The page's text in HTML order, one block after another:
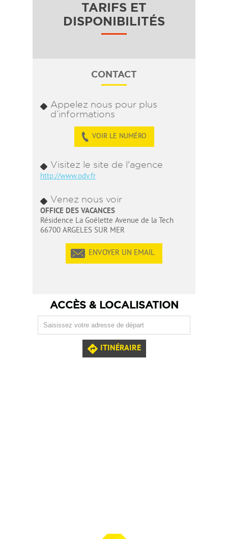
TARIFS ET
DISPONIBILITÉS
CONTACT
Appelez nous pour plus
d’informations
VOIR LE NUMÉRO
Visitez le site de l'agence
http://www.odv.fr
Venez nous voir
OFFICE DES VACANCES
Résidence La Goélette Avenue de la Tech
66700 ARGELES SUR MER
ENVOYER UN EMAIL
ACCÈS & LOCALISATION